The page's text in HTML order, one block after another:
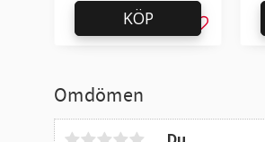
Omdömen
Lägg till
KÖP